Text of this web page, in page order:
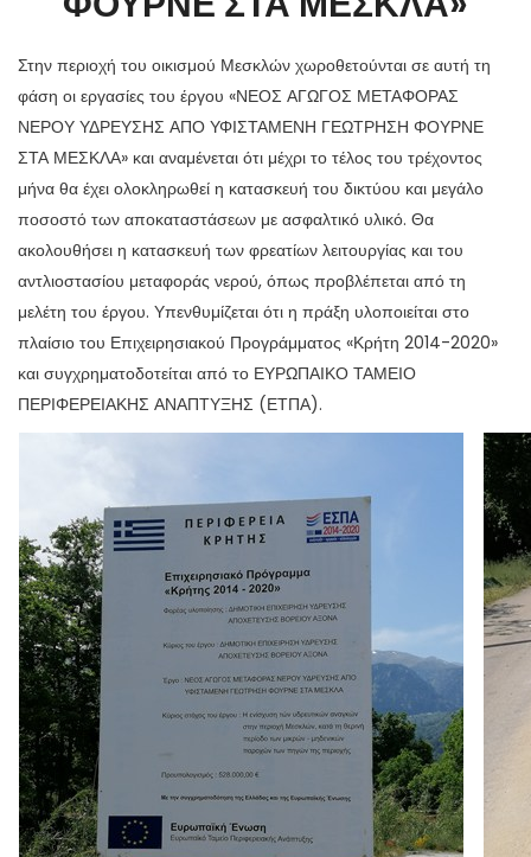
Στην περιοχή του οικισμού Μεσκλών χωροθετούνται σε αυτή τη
φάση οι εργασίες του έργου «ΝΕΟΣ ΑΓΩΓΟΣ ΜΕΤΑΦΟΡΑΣ
ΝΕΡΟΥ ΥΔΡΕΥΣΗΣ ΑΠΟ ΥΦΙΣΤΑΜΕΝΗ ΓΕΩΤΡΗΣΗ ΦΟΥΡΝΕ
ΣΤΑ ΜΕΣΚΛΑ» και αναμένεται ότι μέχρι το τέλος του τρέχοντος
μήνα θα έχει ολοκληρωθεί η κατασκευή του δικτύου και μεγάλο
ποσοστό των αποκαταστάσεων με ασφαλτικό υλικό. Θα
ακολουθήσει η κατασκευή των φρεατίων λειτουργίας και του
αντλιοστασίου μεταφοράς νερού, όπως προβλέπεται από τη
μελέτη του έργου. Υπενθυμίζεται ότι η πράξη υλοποιείται στο
πλαίσιο του Επιχειρησιακού Προγράμματος «Κρήτη 2014-2020»
και συγχρηματοδοτείται από το ΕΥΡΩΠΑΙΚΟ ΤΑΜΕΙΟ
ΠΕΡΙΦΕΡΕΙΑΚΗΣ ΑΝΑΠΤΥΞΗΣ (ΕΤΠΑ).